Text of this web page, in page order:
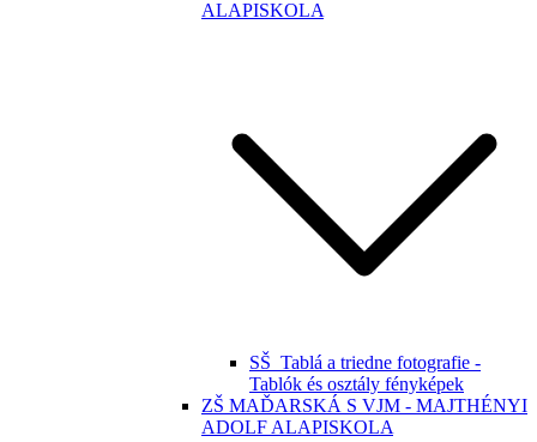
ALAPISKOLA
SŠ_Tablá a triedne fotografie -
Tablók és osztály fényképek
ZŠ MAĎARSKÁ S VJM - MAJTHÉNYI
ADOLF ALAPISKOLA